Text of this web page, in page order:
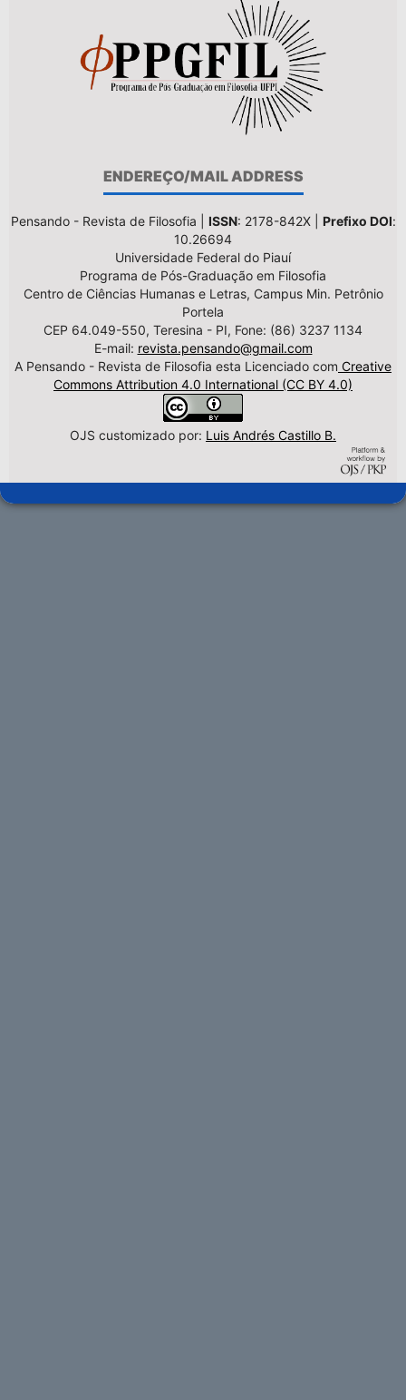
ENDEREÇO/MAIL ADDRESS
Pensando - Revista de Filosofia | ISSN: 2178-842X | Prefixo DOI:
10.26694
Universidade Federal do Piauí
Programa de Pós-Graduação em Filosofia
Centro de Ciências Humanas e Letras, Campus Min. Petrônio
Portela
CEP 64.049-550, Teresina - PI, Fone: (86) 3237 1134
E-mail: revista.pensando@gmail.com
A Pensando - Revista de Filosofia esta Licenciado com Creative
Commons Attribution 4.0 International (CC BY 4.0)
OJS customizado por: Luis Andrés Castillo B.